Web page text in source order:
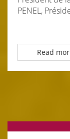
PENEL,
Read